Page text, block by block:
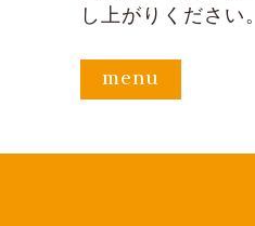
し上がりください。
menu